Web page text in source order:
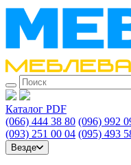
Каталог PDF
(066) 444 38 80 (096) 992
(093) 251 00 04 (095) 493
Везде